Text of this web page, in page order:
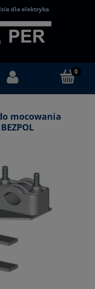
dla elektryka
mocowania